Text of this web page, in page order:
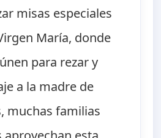
misas especiales
María, donde
para rezar y
a la madre de
muchas familias